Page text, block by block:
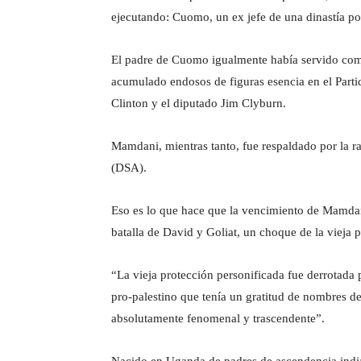
ejecutando: Cuomo, un ex jefe de una dinastía
El padre de Cuomo igualmente había servido
acumulado endosos de figuras esencia en el
Clinton y el diputado Jim Clyburn.
Mamdani, mientras tanto, fue respaldado por la
(DSA).
Eso es lo que hace que la vencimiento de
batalla de David y Goliat, un choque de la vieja
“La vieja protección personificada fue
pro-palestino que tenía un gratitud de nombres
absolutamente fenomenal y trascendente”.